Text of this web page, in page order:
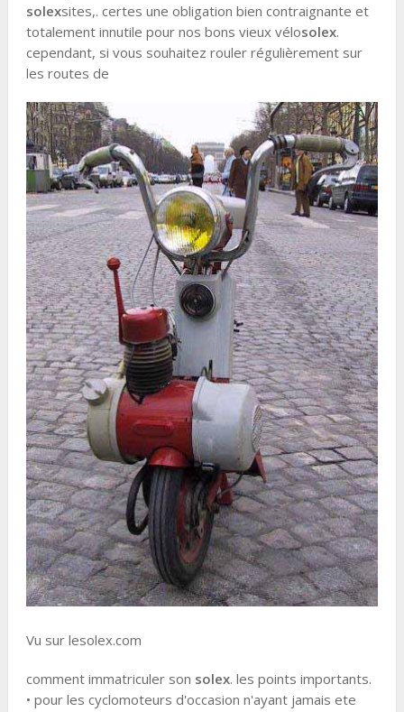
solexsites,. certes une obligation bien contraignante et
totalement innutile pour nos bons vieux vélosolex.
cependant, si vous souhaitez rouler régulièrement sur
les routes de
Vu sur lesolex.com
comment immatriculer son solex. les points importants.
• pour les cyclomoteurs d'occasion n'ayant jamais ete